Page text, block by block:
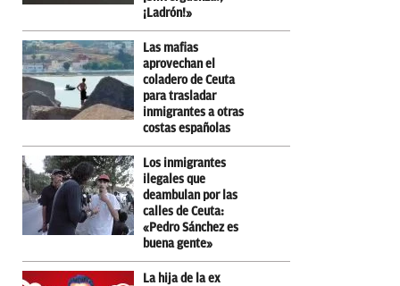
¡Ladrón!»
Las mafias
aprovechan el
coladero de Ceuta
para trasladar
inmigrantes a otras
costas españolas
Los inmigrantes
ilegales que
deambulan por las
calles de Ceuta:
«Pedro Sánchez es
buena gente»
La hija de la ex